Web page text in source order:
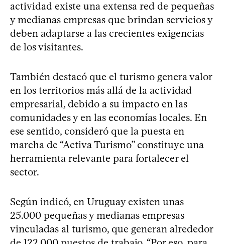
actividad existe una extensa red de pequeñas
y medianas empresas que brindan servicios y
deben adaptarse a las crecientes exigencias
de los visitantes.
También destacó que el turismo genera valor
en los territorios más allá de la actividad
empresarial, debido a su impacto en las
comunidades y en las economías locales. En
ese sentido, consideró que la puesta en
marcha de “Activa Turismo” constituye una
herramienta relevante para fortalecer el
sector.
Según indicó, en Uruguay existen unas
25.000 pequeñas y medianas empresas
vinculadas al turismo, que generan alrededor